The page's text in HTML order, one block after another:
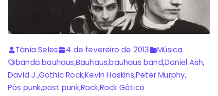
Tânia Seles 4 de fevereiro de 2013
Música
banda bauhaus,Bauhaus,bauhaus band,Daniel Ash,
David J.,Gothic Rock,Kevin Haskins,Peter Murphy,
Pós punk,post punk,Rock,Rock Gótico